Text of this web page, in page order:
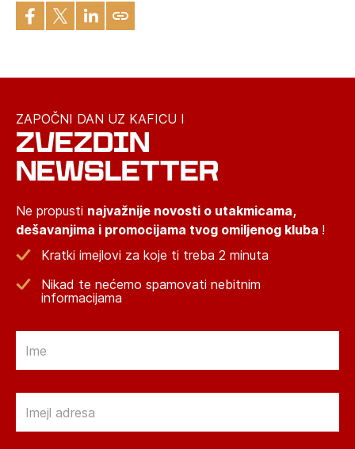
ZAPOČNI DAN UZ KAFICU I
ZVEZDIN
NEWSLETTER
Ne propusti najvažnije novosti o utakmicama,
dešavanjima i promocijama tvog omiljenog kluba !
Kratki imejlovi za koje ti treba 2 minuta
Nikad te nećemo spamovati nebitnim
informacijama